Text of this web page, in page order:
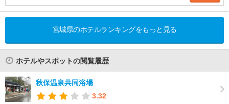
宮城県のホテルランキングをもっと見る
ホテルやスポットの閲覧履歴
秋保温泉共同浴場
3.32